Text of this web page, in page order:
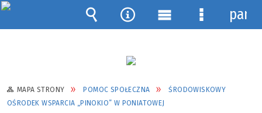
MAPA STRONY POMOC SPOŁECZNA
ŚRODOWISKOWY
OŚRODEK WSPARCIA „PINOKIO” W PONIATOWEJ
Wyszukiwarka
Narzędzia
Menu Menu
panel